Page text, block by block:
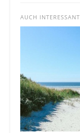
AUCH INTERESSANT